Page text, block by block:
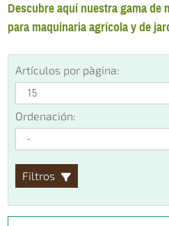
Descubre aquí nuestra gama de
para maquinaria agrícola y de
Artículos por pàgina:
Ordenación:
Filtros